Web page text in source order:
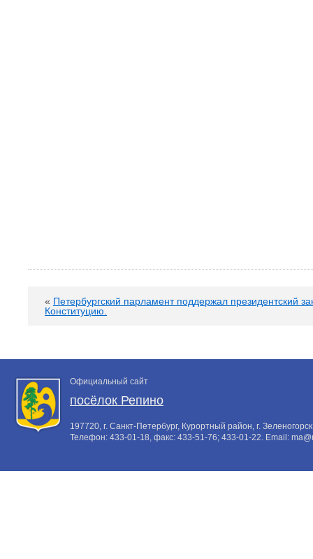
« Петербургский парламент поддержал президентский
Конституцию.
Официальный сайт
посёлок Репино
197720, г. Санкт-Петербург, Курортный район, г.
Телефон: 433-01-18, факс: 433-51-76; 433-01-22. Email: